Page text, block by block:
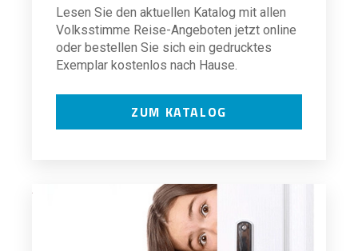
Lesen Sie den aktuellen Katalog mit allen
Volksstimme Reise-Angeboten jetzt online
oder bestellen Sie sich ein gedrucktes
Exemplar kostenlos nach Hause.
ZUM KATALOG